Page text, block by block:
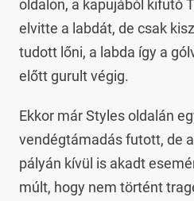
oldalon, a kapujából kifutó
elvitte a labdát, de csak
tudott lőni, a labda így a
előtt gurult végig.
Ekkor már Styles oldalán
vendégtámadás futott, de
pályán kívül is akadt
múlt, hogy nem történt